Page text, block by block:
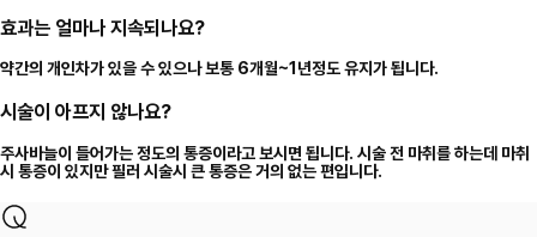
효과는 얼마나 지속되나요?
약간의 개인차가 있을 수 있으나 보통 6개월~1년정도 유지가 됩니다.
시술이 아프지 않나요?
주사바늘이 들어가는 정도의 통증이라고 보시면 됩니다. 시술 전 마취를 하는데 마취
시 통증이 있지만 필러 시술시 큰 통증은 거의 없는 편입니다.